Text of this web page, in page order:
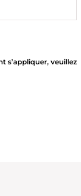
s’appliquer, veuillez